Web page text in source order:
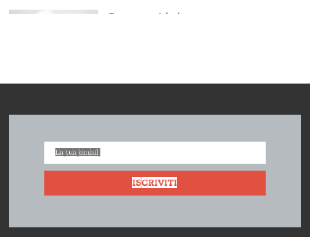
Competizione vs
L’impresa cooperativa. Intervista a
Vera Zamagni